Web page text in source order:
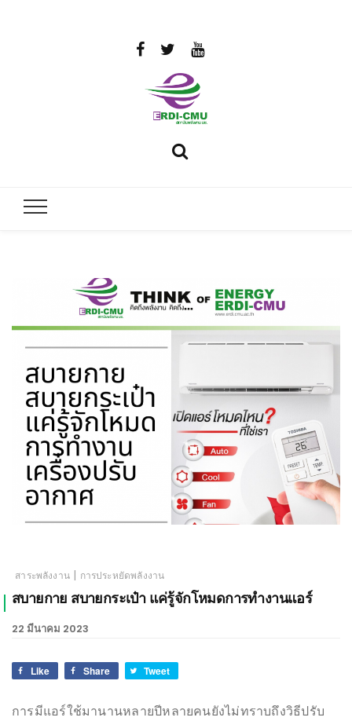
พิงค์
มหาวิทยาลัย
สาระพลังงาน | การประหยัดพลังงาน
สบายกาย สบายกระเป๋า แค่รู้จักโหมดการทำงานแอร์
22 มีนาคม 2023
Like Share Tweet
การมีแอร์ใช้มานานหลายปีหลายคนยังไม่ทราบถึงวิธีปรับ